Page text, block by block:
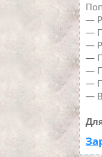
—
—
—
—
—
—
—